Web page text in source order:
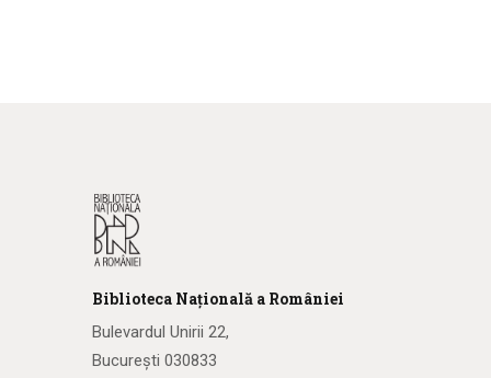
Biblioteca Națională a României
Bulevardul Unirii 22,
București 030833